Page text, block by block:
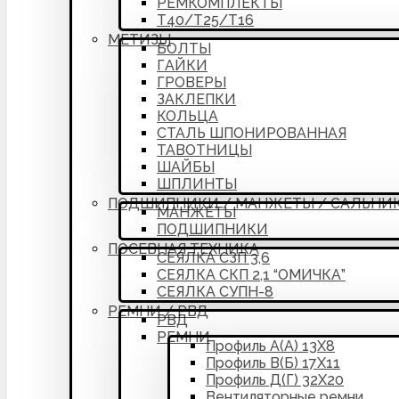
Т40/Т25/Т16
МЕТИЗЫ
БОЛТЫ
ГАЙКИ
ГРОВЕРЫ
ЗАКЛЕПКИ
КОЛЬЦА
СТАЛЬ ШПОНИРОВАННАЯ
ТАВОТНИЦЫ
ШАЙБЫ
ШПЛИНТЫ
ПОДШИПНИКИ / МАНЖЕТЫ /
МАНЖЕТЫ
ПОДШИПНИКИ
ПОСЕВНАЯ ТЕХНИКА
СЕЯЛКА СЗП 3,6
СЕЯЛКА СКП 2,1 “ОМИЧКА”
СЕЯЛКА СУПН-8
РЕМНИ / РВД
РВД
РЕМНИ
Профиль А(А) 13Х8
Профиль В(Б) 17Х11
Профиль Д(Г) 32Х20